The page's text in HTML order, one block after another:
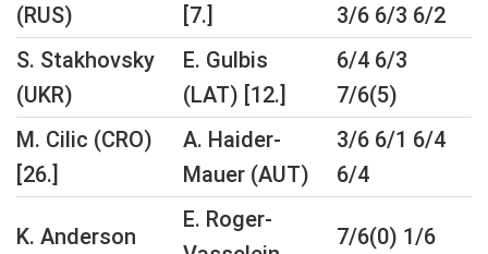
(RUS)
[7.]
3/6 6/3 6/2
S. Stakhovsky
(UKR)
E. Gulbis
(LAT) [12.]
6/4 6/3
7/6(5)
M. Cilic (CRO)
[26.]
A. Haider-
Mauer (AUT)
3/6 6/1 6/4
6/4
K. Anderson
E. Roger-
7/6(0) 1/6